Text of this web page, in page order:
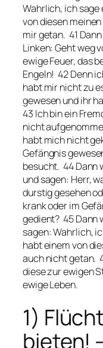
Wahrlich, ich sage
von diesen
mir getan. 41
Linken: Geht weg
ewige Feuer, das
Engeln! 42 Denn
habt mir nicht zu
gewesen und ihr
43 Ich bin ein
nicht
habt mich nicht
Gefängnis
besucht. 44 Dann
und sagen: Herr,
durstig gesehen
krank oder im
gedient? 45 Dann
sagen: Wahrlich,
habt einem von
auch nicht getan.
diese zur ewigen
ewige Leben.
1)
bieten!